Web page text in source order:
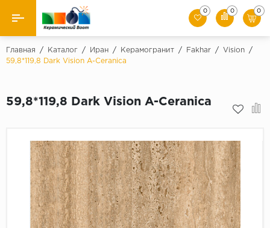
Назад
Керамическая плитка
Мозаики
Искусственный камень
Клинкер
0 0 0
Главная / Каталог / Иран / Керамогранит / Fakhar / Vision
/
59,8*119,8 Dark Vision A-Ceranica
59,8*119,8 Dark Vision A-Ceranica